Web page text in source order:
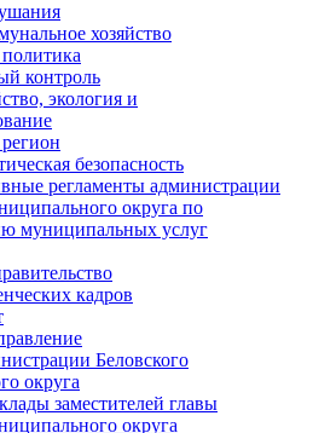
хозяйство
контроль
экология и
безопасность
регламенты администрации
округа по
муниципальных услуг
кадров
Беловского
округа
заместителей главы
округа